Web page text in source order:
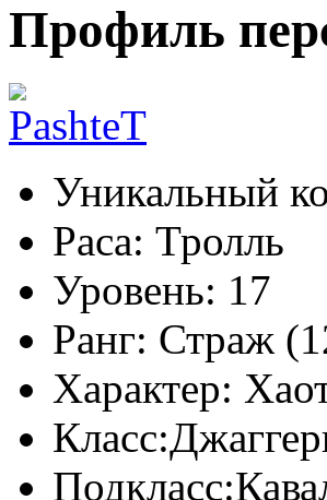
Профиль
Уникальный
Раса: Тролль
Уровень: 17
Ранг: Страж
Характер:
Класс:
Подкласс: